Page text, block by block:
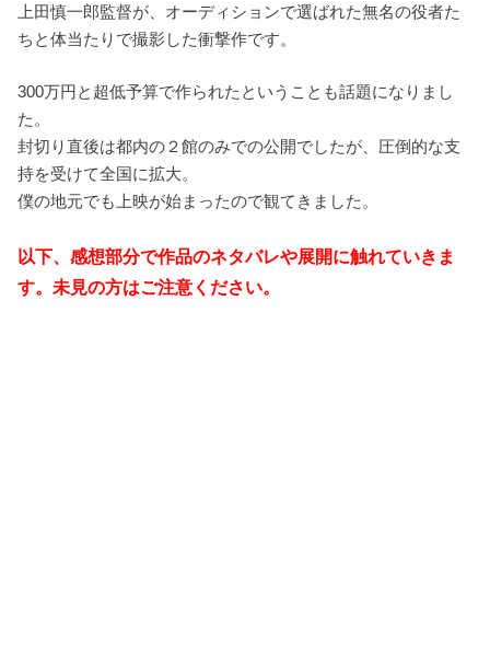
上田慎一郎監督が、オーディションで選ばれた無名の役者た
ちと体当たりで撮影した衝撃作です。
300万円と超低予算で作られたということも話題になりまし
た。
封切り直後は都内の２館のみでの公開でしたが、圧倒的な支
持を受けて全国に拡大。
僕の地元でも上映が始まったので観てきました。
以下、感想部分で作品のネタバレや展開に触れていきま
す。未見の方はご注意ください。